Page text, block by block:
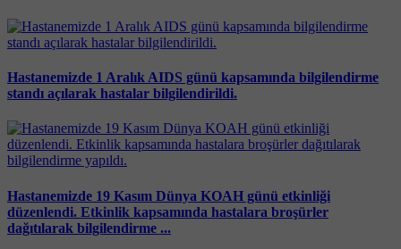
Hastanemizde 1 Aralık AIDS günü kapsamında bilgilendirme
standı açılarak hastalar bilgilendirildi.
Hastanemizde 19 Kasım Dünya KOAH günü etkinliği
düzenlendi. Etkinlik kapsamında hastalara broşürler
dağıtılarak bilgilendirme ...